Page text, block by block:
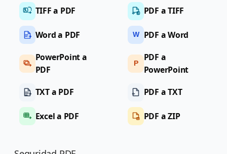
TIFF a PDF
Word a PDF
PowerPoint a
PDF
TXT a PDF
Excel a PDF
PDF a TIFF
W PDF a Word
P
PDF a
PowerPoint
PDF a TXT
PDF a ZIP